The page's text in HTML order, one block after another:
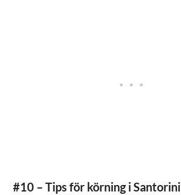
#10 – Tips för körning i Santorini